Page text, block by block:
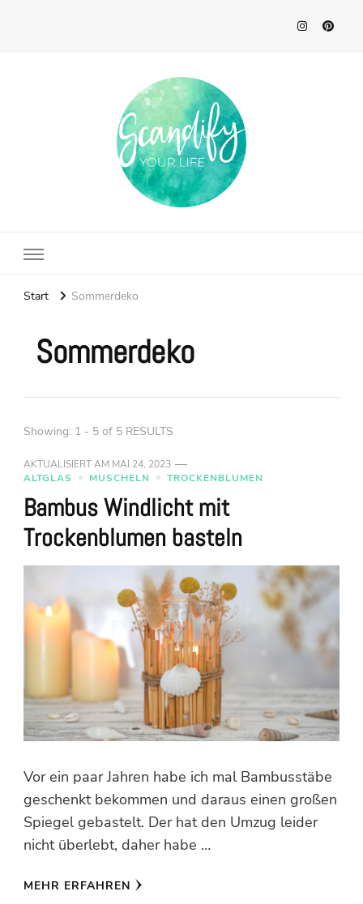
Start Sommerdeko
Sommerdeko
Showing: 1 - 5 of 5 RESULTS
AKTUALISIERT AM MAI 24, 2023
ALTGLAS
MUSCHELN TROCKENBLUMEN
Bambus Windlicht mit
Trockenblumen basteln
Vor ein paar Jahren habe ich mal Bambusstäbe
geschenkt bekommen und daraus einen großen
Spiegel gebastelt. Der hat den Umzug leider
nicht überlebt, daher habe …
MEHR ERFAHREN